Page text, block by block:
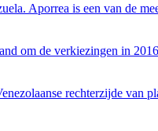
Aporrea is een van de
om de verkiezingen in
rechterzijde van